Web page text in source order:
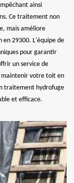
ainsi
Ce traitement non
mais améliore
29300. L'équipe de
pour garantir
un service de
maintenir votre toit en
traitement hydrofuge
et efficace.